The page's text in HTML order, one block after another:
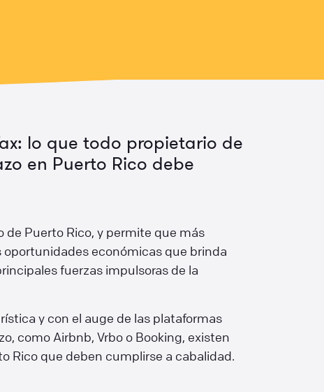
lo que todo propietario de
en Puerto Rico debe
de Puerto Rico, y permite que más
económicas que brinda
fuerzas impulsoras de la
y con el auge de las plataformas
como Airbnb, Vrbo o Booking, existen
Rico que deben cumplirse a cabalidad.